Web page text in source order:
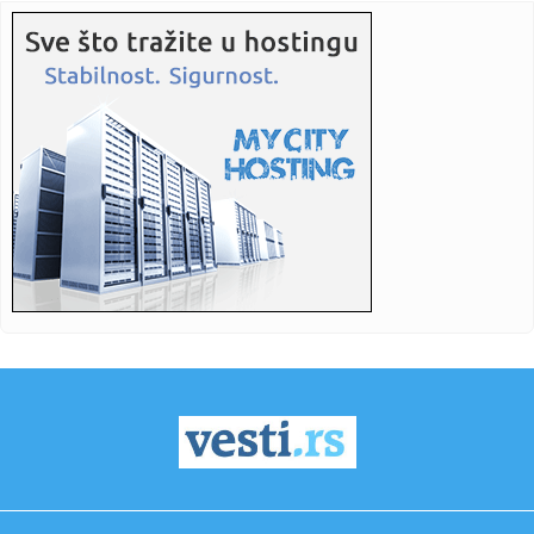
17:05: Колико дуго може да стоји отворена ...
17:06:
17:06:Plan ostaje isti – bojkot!
17:06:"Orlići" se porazom oprostili od EP u Beogradu
17:05:70 miliona dinara za program „Domaći kvalitet“
Zlostavljanje i silovanje regrutkinja u britanskoj vojnoj